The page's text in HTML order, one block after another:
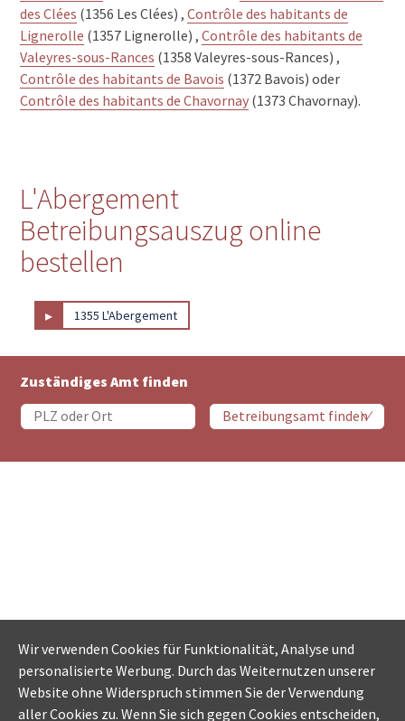
des Clées (1356 Les Clées) ,Contrôle des habitants de
Lignerolle (1357 Lignerolle) ,Contrôle des habitants de
Valeyres-sous-Rances (1358 Valeyres-sous-Rances) ,
Contrôle des habitants de Bavois (1372 Bavois) oder
Contrôle des habitants de Chavornay (1373 Chavornay).
L'Abergement
Betreibungsauszug online
bestellen
▸ 1355 L'Abergement
Zuständiges Amt finden
Wir verwenden Cookies für Funktionalität, Analyse und
personalisierte Werbung. Durch das Weiternutzen unserer
Website ohne Widerspruch stimmen Sie der Verwendung
aller Cookies zu. Wenn Sie sich gegen Cookies entscheiden,